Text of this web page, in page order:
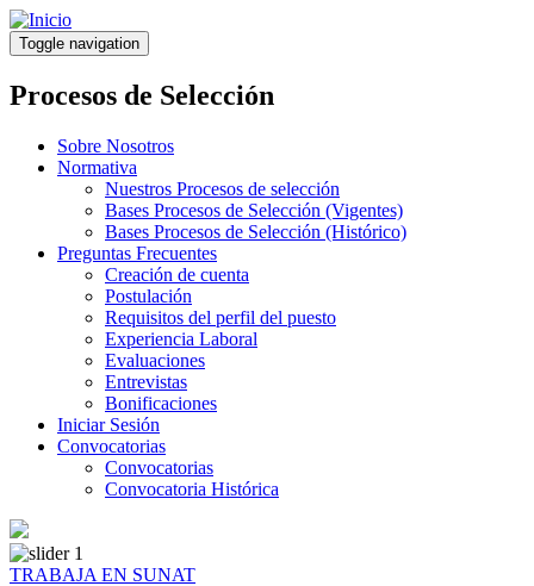
Pasar
al
contenido
principal
Toggle navigation
Procesos de Selección
Sobre Nosotros
Normativa
Nuestros Procesos de selección
Bases Procesos de Selección (Vigentes)
Bases Procesos de Selección (Histórico)
Preguntas Frecuentes
Creación de cuenta
Postulación
Requisitos del perfil del puesto
Experiencia Laboral
Evaluaciones
Entrevistas
Bonificaciones
Iniciar Sesión
Convocatorias
Convocatorias
Convocatoria Histórica
TRABAJA EN SUNAT